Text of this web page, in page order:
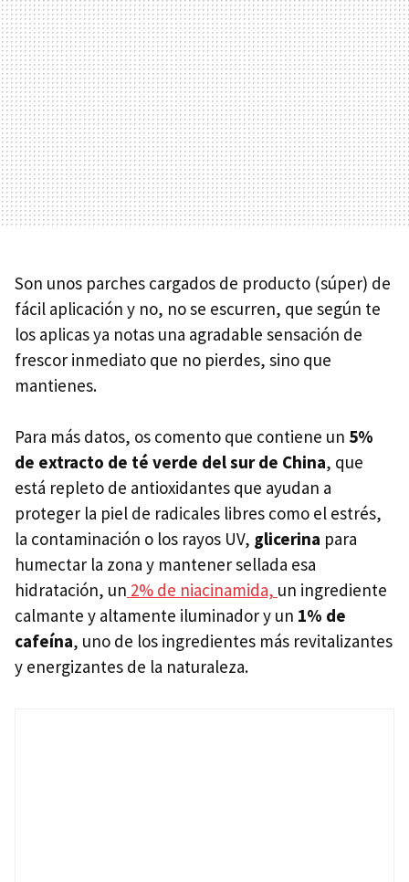
Son unos parches cargados de producto (súper) de
fácil aplicación y no, no se escurren, que según te
los aplicas ya notas una agradable sensación de
frescor inmediato que no pierdes, sino que
mantienes.
Para más datos, os comento que contiene un 5%
de extracto de té verde del sur de China, que
está repleto de antioxidantes que ayudan a
proteger la piel de radicales libres como el estrés,
la contaminación o los rayos UV, glicerina para
humectar la zona y mantener sellada esa
hidratación, un 2% de niacinamida, un ingrediente
calmante y altamente iluminador y un 1% de
cafeína, uno de los ingredientes más revitalizantes
y energizantes de la naturaleza.